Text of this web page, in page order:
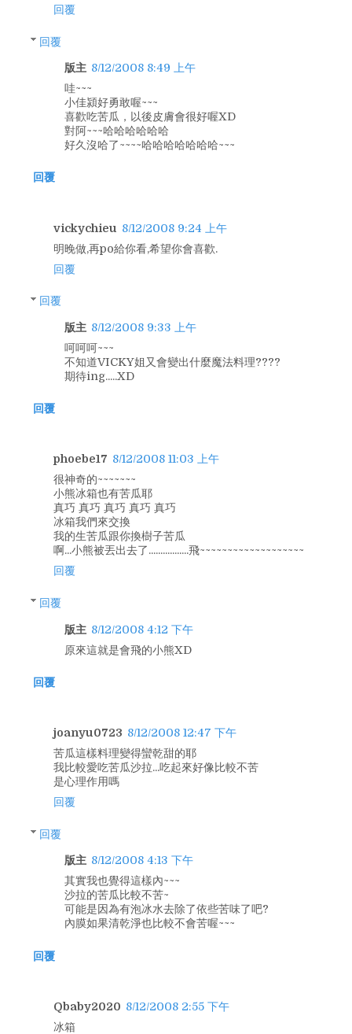
回覆
回覆
版主 8/12/2008 8:49 上午
哇~~~
小佳潁好勇敢喔~~~
喜歡吃苦瓜，以後皮膚會很好喔XD
對阿~~~哈哈哈哈哈哈
好久沒哈了~~~~哈哈哈哈哈哈哈~~~
回覆
vickychieu 8/12/2008 9:24 上午
明晚做,再po給你看,希望你會喜歡.
回覆
回覆
版主 8/12/2008 9:33 上午
呵呵呵~~~
不知道VICKY姐又會變出什麼魔法料理????
期待ing.....XD
回覆
phoebe17 8/12/2008 11:03 上午
很神奇的~~~~~~~
小熊冰箱也有苦瓜耶
真巧 真巧 真巧 真巧 真巧
冰箱我們來交換
我的生苦瓜跟你換樹子苦瓜
啊...小熊被丟出去了.................飛~~~~~~~~~~~~~~~~~~~
回覆
回覆
版主 8/12/2008 4:12 下午
原來這就是會飛的小熊XD
回覆
joanyu0723 8/12/2008 12:47 下午
苦瓜這樣料理變得蠻乾甜的耶
我比較愛吃苦瓜沙拉...吃起來好像比較不苦
是心理作用嗎
回覆
回覆
版主 8/12/2008 4:13 下午
其實我也覺得這樣內~~~
沙拉的苦瓜比較不苦~
可能是因為有泡冰水去除了依些苦味了吧?
內膜如果清乾淨也比較不會苦喔~~~
回覆
Qbaby2020 8/12/2008 2:55 下午
冰箱